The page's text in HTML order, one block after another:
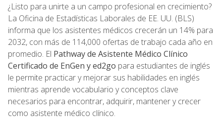
¿Listo para unirte a un campo profesional en crecimiento?
La Oficina de Estadísticas Laborales de EE. UU. (BLS)
informa que los asistentes médicos crecerán un 14% para
2032, con más de 114,000 ofertas de trabajo cada año en
promedio. El Pathway de Asistente Médico Clínico
Certificado de EnGen y ed2go para estudiantes de inglés
le permite practicar y mejorar sus habilidades en inglés
mientras aprende vocabulario y conceptos clave
necesarios para encontrar, adquirir, mantener y crecer
como asistente médico clínico.